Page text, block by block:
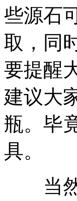
些源石
取，同
要提醒
建议大
瓶。毕
具。
当然